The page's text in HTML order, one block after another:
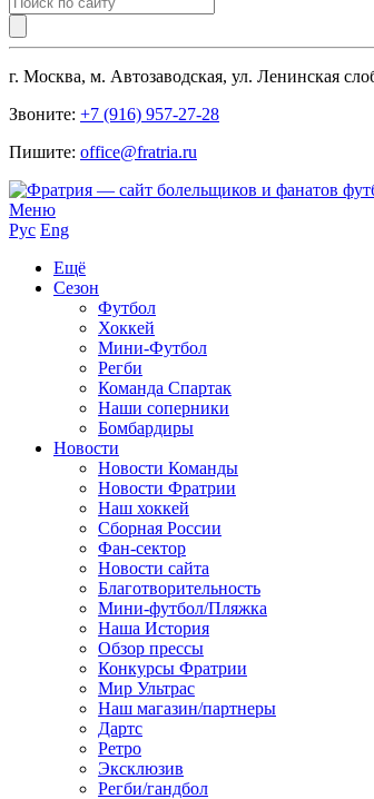
г. Москва, м. Автозаводская, ул. Ленинская
Звоните: +7 (916) 957-27-28
Пишите: office@fratria.ru
Меню
Рус Eng
Ещё
Сезон
Футбол
Хоккей
Мини-Футбол
Регби
Команда Спартак
Наши соперники
Бомбардиры
Новости
Новости Команды
Новости Фратрии
Наш хоккей
Сборная России
Фан-cектор
Новости сайта
Благотворительность
Мини-футбол/Пляжка
Наша История
Обзор прессы
Конкурсы Фратрии
Мир Ультрас
Наш магазин/партнеры
Дартс
Ретро
Эксклюзив
Регби/гандбол